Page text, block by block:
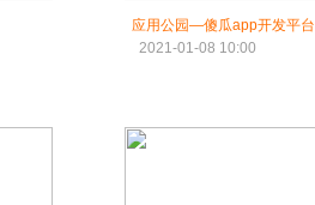
应用公园—傻瓜app开发平台
2021-01-08 10:00